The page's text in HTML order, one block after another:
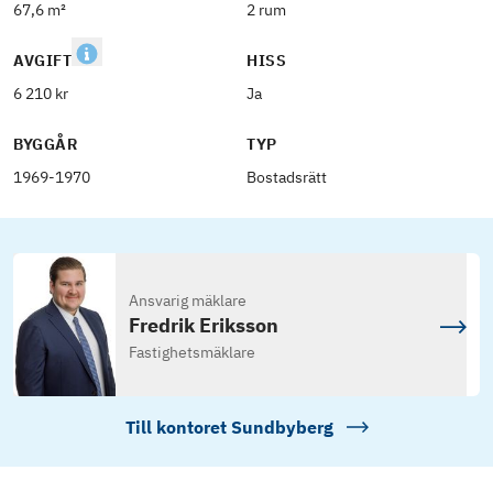
67,6 m² 2 rum
AVGIFT
6 210 kr
HISS
Ja
BYGGÅR
1969-1970
TYP
Bostadsrätt
Ansvarig mäklare
Fredrik Eriksson
Fastighetsmäklare
Till kontoret Sundbyberg